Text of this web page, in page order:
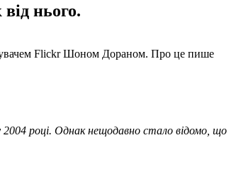
нього.
Flickr Шоном Дораном. Про це пише
2004 році. Однак нещодавно стало відомо, що